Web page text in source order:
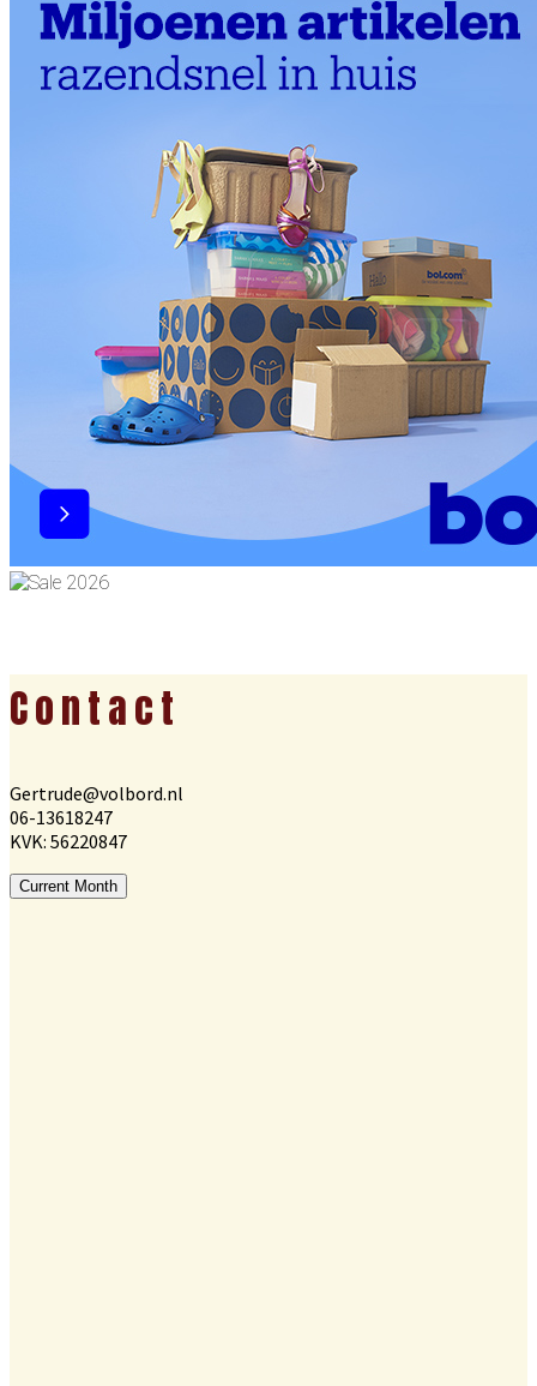
Footer
Contact
Gertrude@volbord.nl
06-13618247
KVK: 56220847
Current Month